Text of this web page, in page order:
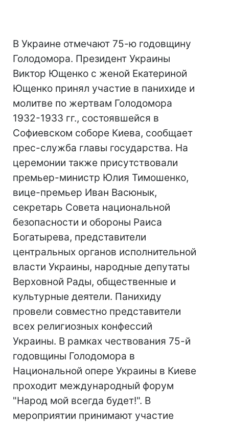
В Украине отмечают 75-ю годовщину
Голодомора. Президент Украины
Виктор Ющенко с женой Екатериной
Ющенко принял участие в панихиде и
молитве по жертвам Голодомора
1932-1933 гг., состоявшейся в
Софиевском соборе Киева, сообщает
прес-служба главы государства. На
церемонии также присутствовали
премьер-министр Юлия Тимошенко,
вице-премьер Иван Васюнык,
секретарь Совета национальной
безопасности и обороны Раиса
Богатырева, представители
центральных органов исполнительной
власти Украины, народные депутаты
Верховной Рады, общественные и
культурные деятели. Панихиду
провели совместно представители
всех религиозных конфессий
Украины. В рамках чествования 75-й
годовщины Голодомора в
Национальной опере Украины в Киеве
проходит международный форум
"Народ мой всегда будет!". В
мероприятии принимают участие